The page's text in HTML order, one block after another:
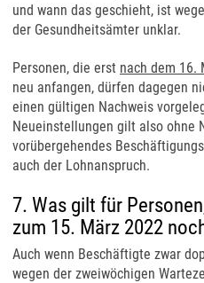
und wann das geschieht, ist
der Gesundheitsämter unklar.
Personen, die erst nach dem 16.
neu anfangen, dürfen dagegen
einen gültigen Nachweis
Neueinstellungen gilt also ohne
vorübergehendes
auch der Lohnanspruch.
7. Was gilt für
zum 15. März 2022
Auch wenn Beschäftigte zwar
wegen der zweiwöchigen